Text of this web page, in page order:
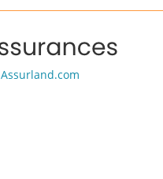
Assurland.com